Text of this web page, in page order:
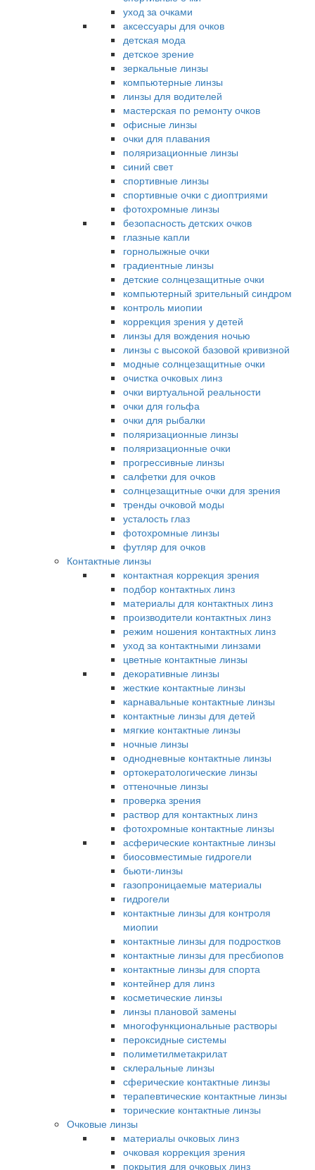
уход за очками
аксессуары для очков
детская мода
детское зрение
зеркальные линзы
компьютерные линзы
линзы для водителей
мастерская по ремонту очков
офисные линзы
очки для плавания
поляризационные линзы
синий свет
спортивные линзы
спортивные очки с диоптриями
фотохромные линзы
безопасность детских очков
глазные капли
горнолыжные очки
градиентные линзы
детские солнцезащитные очки
компьютерный зрительный синдром
контроль миопии
коррекция зрения у детей
линзы для вождения ночью
линзы с высокой базовой кривизной
модные солнцезащитные очки
очистка очковых линз
очки виртуальной реальности
очки для гольфа
очки для рыбалки
поляризационные линзы
поляризационные очки
прогрессивные линзы
салфетки для очков
солнцезащитные очки для зрения
тренды очковой моды
усталость глаз
фотохромные линзы
футляр для очков
Контактные линзы
контактная коррекция зрения
подбор контактных линз
материалы для контактных линз
производители контактных линз
режим ношения контактных линз
уход за контактными линзами
цветные контактные линзы
декоративные линзы
жесткие контактные линзы
карнавальные контактные линзы
контактные линзы для детей
мягкие контактные линзы
ночные линзы
однодневные контактные линзы
ортокератологические линзы
оттеночные линзы
проверка зрения
раствор для контактных линз
фотохромные контактные линзы
асферические контактные линзы
биосовместимые гидрогели
бьюти-линзы
газопроницаемые материалы
гидрогели
контактные линзы для контроля
миопии
контактные линзы для подростков
контактные линзы для пресбиопов
контактные линзы для спорта
контейнер для линз
косметические линзы
линзы плановой замены
многофункциональные растворы
пероксидные системы
полиметилметакрилат
склеральные линзы
сферические контактные линзы
терапевтические контактные линзы
торические контактные линзы
Очковые линзы
материалы очковых линз
очковая коррекция зрения
покрытия для очковых линз